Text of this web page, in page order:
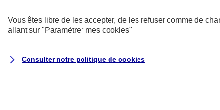
AXA Assurance
Vous êtes libre de les accepter, de les refuser comme de
allant sur "Paramétrer mes cookies"
Consulter notre politique de cookies